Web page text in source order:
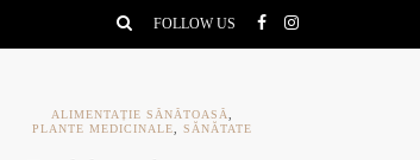
FOLLOW US
ALIMENTAȚIE SĂNĂTOASĂ
PLANTE MEDICINALE
,SĂNĂTATE